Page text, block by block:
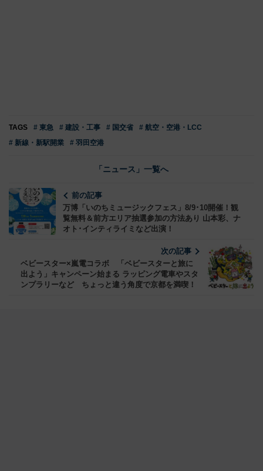
TAGS # 東急 # 建設・工事 # 国交省
# 航空・空港・LCC
# 新線・新駅開業
# 羽田空港
「ニュース」一覧へ
前の記事
万博「いのちミュージックフェス」8/9･10開催！観
覧無料＆前方エリア抽選参加の方法あり 山本彩、ナ
オト･インティライミなど出演！
次の記事
ベビースター×嵐電コラボ 「ベビースターと旅に
出よう」キャンペーン始まる ラッピング電車やスタ
ンプラリーなど ちょっと違う角度で京都を満喫！